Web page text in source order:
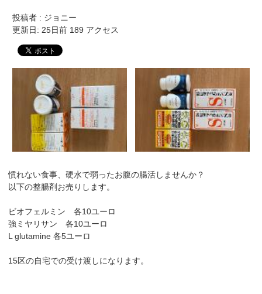
投稿者 : ジョニー
更新日: 25日前 189 アクセス
慣れない食事、硬水で弱ったお腹の腸活しませんか？
以下の整腸剤お売りします。
ビオフェルミン 各10ユーロ
強ミヤリサン 各10ユーロ
L glutamine 各5ユーロ
15区の自宅での受け渡しになります。